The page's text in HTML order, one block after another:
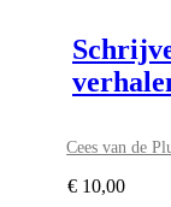
Cees van de
€ 10,00